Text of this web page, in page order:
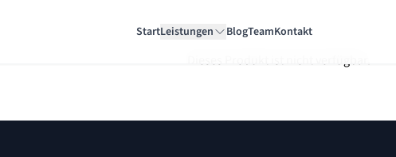
StartLeistungen BlogTeamKontakt
Dieses Produkt ist nicht verfügbar.